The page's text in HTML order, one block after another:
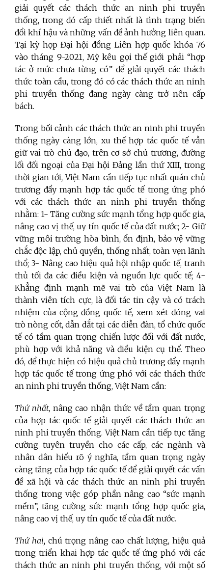
giải quyết các thách thức an ninh phi truyền
thống, trong đó cấp thiết nhất là tình trạng biến
đổi khí hậu và những vấn đề ảnh hưởng liên quan.
Tại kỳ họp Đại hội đồng Liên hợp quốc khóa 76
vào tháng 9-2021, Mỹ kêu gọi thế giới phải “hợp
tác ở mức chưa từng có” để giải quyết các thách
thức toàn cầu, trong đó có các thách thức an ninh
phi truyền thống đang ngày càng trở nên cấp
bách.
Trong bối cảnh các thách thức an ninh phi truyền
thống ngày càng lớn, xu thế hợp tác quốc tế vẫn
giữ vai trò chủ đạo, trên cơ sở chủ trương, đường
lối đối ngoại của Đại hội Đảng lần thứ XIII, trong
thời gian tới, Việt Nam cần tiếp tục nhất quán chủ
trương đẩy mạnh hợp tác quốc tế trong ứng phó
với các thách thức an ninh phi truyền thống
nhằm: 1- Tăng cường sức mạnh tổng hợp quốc gia,
nâng cao vị thế, uy tín quốc tế của đất nước; 2- Giữ
vững môi trường hòa bình, ổn định, bảo vệ vững
chắc độc lập, chủ quyền, thống nhất, toàn vẹn lãnh
thổ; 3- Nâng cao hiệu quả hội nhập quốc tế, tranh
thủ tối đa các điều kiện và nguồn lực quốc tế; 4-
Khẳng định mạnh mẽ vai trò của Việt Nam là
thành viên tích cực, là đối tác tin cậy và có trách
nhiệm của cộng đồng quốc tế, xem xét đóng vai
trò nòng cốt, dẫn dắt tại các diễn đàn, tổ chức quốc
tế có tầm quan trọng chiến lược đối với đất nước,
phù hợp với khả năng và điều kiện cụ thể. Theo
đó, để thực hiện có hiệu quả chủ trương đẩy mạnh
hợp tác quốc tế trong ứng phó với các thách thức
an ninh phi truyền thống, Việt Nam cần:
Thứ nhất, nâng cao nhận thức về tầm quan trọng
của hợp tác quốc tế giải quyết các thách thức an
ninh phi truyền thống. Việt Nam cần tiếp tục tăng
cường tuyên truyền cho các cấp, các ngành và
nhân dân hiểu rõ ý nghĩa, tầm quan trọng ngày
càng tăng của hợp tác quốc tế để giải quyết các vấn
đề xã hội và các thách thức an ninh phi truyền
thống trong việc góp phần nâng cao “sức mạnh
mềm”, tăng cường sức mạnh tổng hợp quốc gia,
nâng cao vị thế, uy tín quốc tế của đất nước.
Thứ hai,chú trọng nâng cao chất lượng, hiệu quả
trong triển khai hợp tác quốc tế ứng phó với các
thách thức an ninh phi truyền thống, với một số